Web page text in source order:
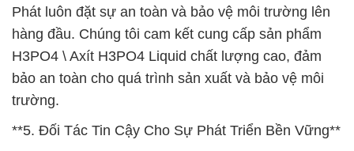
Phát luôn đặt sự an toàn và bảo vệ môi trường lên
hàng đầu. Chúng tôi cam kết cung cấp sản phẩm
H3PO4 \ Axít H3PO4 Liquid chất lượng cao, đảm
bảo an toàn cho quá trình sản xuất và bảo vệ môi
trường.
**5. Đối Tác Tin Cậy Cho Sự Phát Triển Bền Vững**